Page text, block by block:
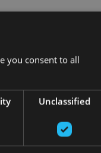
you consent to all
Unclassified